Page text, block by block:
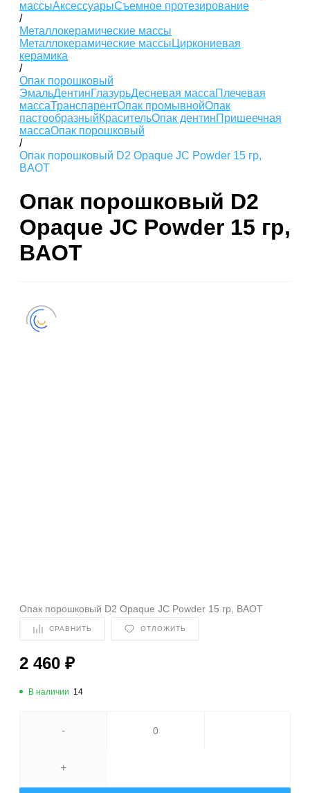
массыАксессуарыСъемное протезирование
/
Металлокерамические массы
Металлокерамические массы Циркониевая
керамика
/
Опак порошковый
ЭмальДентинГлазурьДесневая массаПлечевая
массаТранспарентОпак промывнойОпак
пастообразныйКрасительОпак дентинПришеечная
массаОпак порошковый
/
Опак порошковый D2 Opaque JC Powder 15 гр,
BAOT
Опак порошковый D2
Opaque JC Powder 15 гр,
BAOT
Опак порошковый D2 Opaque JC Powder 15 гр, BAOT
СРАВНИТЬ ОТЛОЖИТЬ
2 460 ₽
В наличии 14
-
+